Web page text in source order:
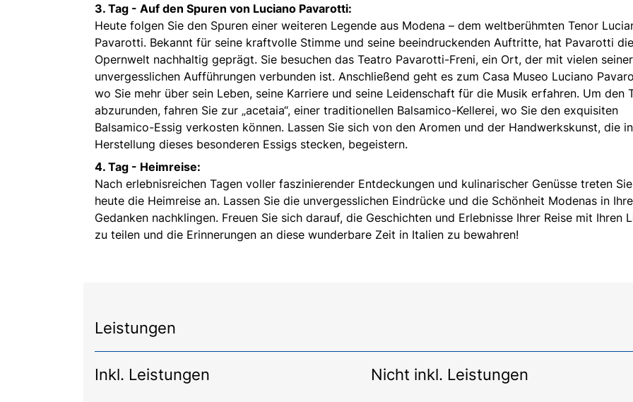
3. Tag - Auf den Spuren von Luciano Pavarotti:
Heute folgen Sie den Spuren einer weiteren Legende aus Modena – dem weltberühmten Tenor
Pavarotti. Bekannt für seine kraftvolle Stimme und seine beeindruckenden Auftritte, hat Pavarotti die
Opernwelt nachhaltig geprägt. Sie besuchen das Teatro Pavarotti-Freni, ein Ort, der mit vielen seiner
unvergesslichen Aufführungen verbunden ist. Anschließend geht es zum Casa Museo Luciano
wo Sie mehr über sein Leben, seine Karriere und seine Leidenschaft für die Musik erfahren. Um den
abzurunden, fahren Sie zur „acetaia“, einer traditionellen Balsamico-Kellerei, wo Sie den exquisiten
Balsamico-Essig verkosten können. Lassen Sie sich von den Aromen und der Handwerkskunst, die
Herstellung dieses besonderen Essigs stecken, begeistern.
4. Tag - Heimreise:
Nach erlebnisreichen Tagen voller faszinierender Entdeckungen und kulinarischer Genüsse treten Sie
heute die Heimreise an. Lassen Sie die unvergesslichen Eindrücke und die Schönheit Modenas in
Gedanken nachklingen. Freuen Sie sich darauf, die Geschichten und Erlebnisse Ihrer Reise mit Ihren
zu teilen und die Erinnerungen an diese wunderbare Zeit in Italien zu bewahren!
Leistungen
Inkl. Leistungen Nicht inkl. Leistungen